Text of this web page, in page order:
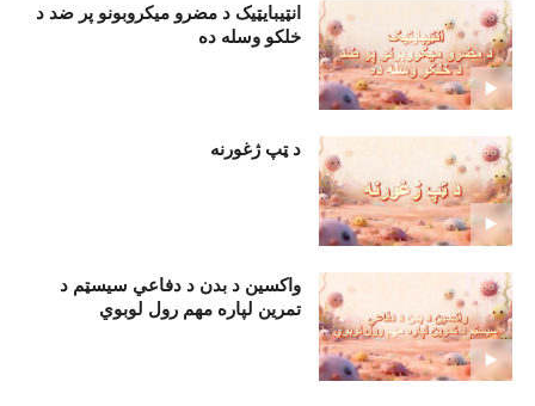
انټيبايټيک د مضرو ميکروبونو پر ضد د
خلکو وسله ده
د ټپ ژغورنه
واکسين د بدن د دفاعي سيسټم د
تمرين لپاره مهم رول لوبوي